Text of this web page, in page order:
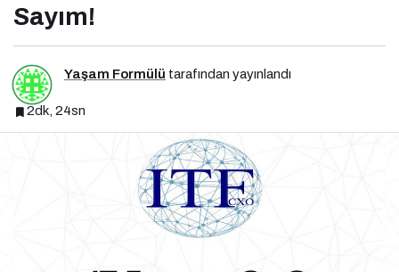
Sayım!
Yaşam Formülü tarafından yayınlandı
2dk, 24sn